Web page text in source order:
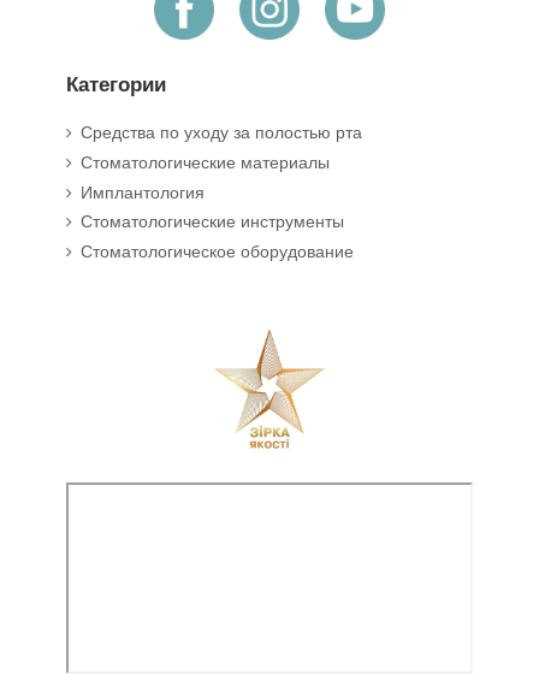
Категории
Средства по уходу за полостью рта
Стоматологические материалы
Имплантология
Стоматологические инструменты
Стоматологическое оборудование